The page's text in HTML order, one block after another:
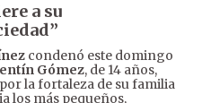
a su
condenó este domingo
Gómez, de 14 años,
por la fortaleza de su familia
los más pequeños,